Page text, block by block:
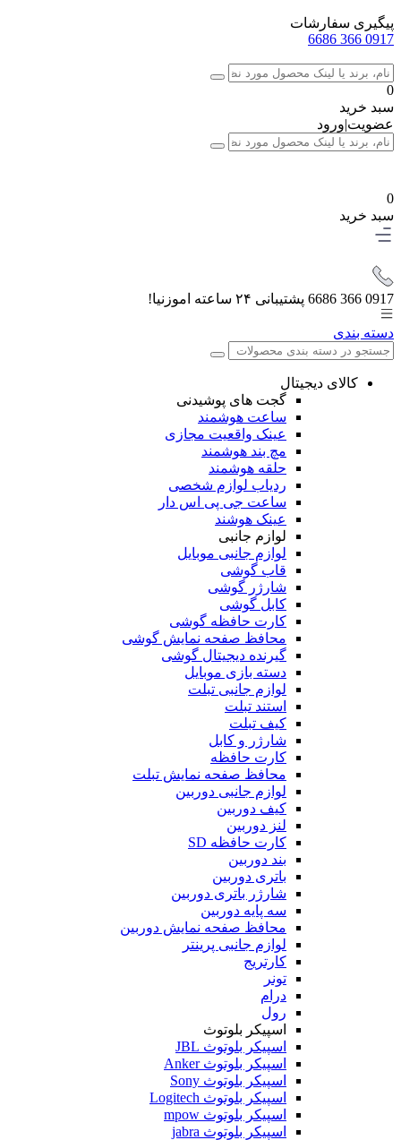
پیگیری سفارشات
0917 366 6686
0
سبد خرید
عضویت|ورود
0
سبد خرید
0917 366 6686 پشتیبانی ۲۴ ساعته اموزنیا!
دسته بندی
کالای دیجیتال
گجت های پوشیدنی
ساعت هوشمند
عینک واقعیت مجازی
مچ بند هوشمند
حلقه هوشمند
ردیاب لوازم شخصی
ساعت جی پی اس دار
عینک هوشند
لوازم جانبی
لوازم جانبی موبایل
قاب گوشی
شارژر گوشی
کابل گوشی
کارت حافظه گوشی
محافظ صفحه نمایش گوشی
گیرنده دیجیتال گوشی
دسته بازی موبایل
لوازم جانبی تبلت
استند تبلت
کیف تبلت
شارژر و کابل
کارت حافظه
محافظ صفحه نمایش تبلت
لوازم جانبی دوربین
کیف دوربین
لنز دوربین
کارت حافظه SD
بند دوربین
باتری دوربین
شارژر باتری دوربین
سه پایه دوربین
محافظ صفحه نمایش دوربین
لوازم جانبی پرینتر
کارتریج
تونر
درام
رول
اسپیکر بلوتوث
اسپیکر بلوتوث JBL
اسپیکر بلوتوث Anker
اسپیکر بلوتوث Sony
اسپیکر بلوتوث Logitech
اسپیکر بلوتوث mpow
اسپیکر بلوتوث jabra